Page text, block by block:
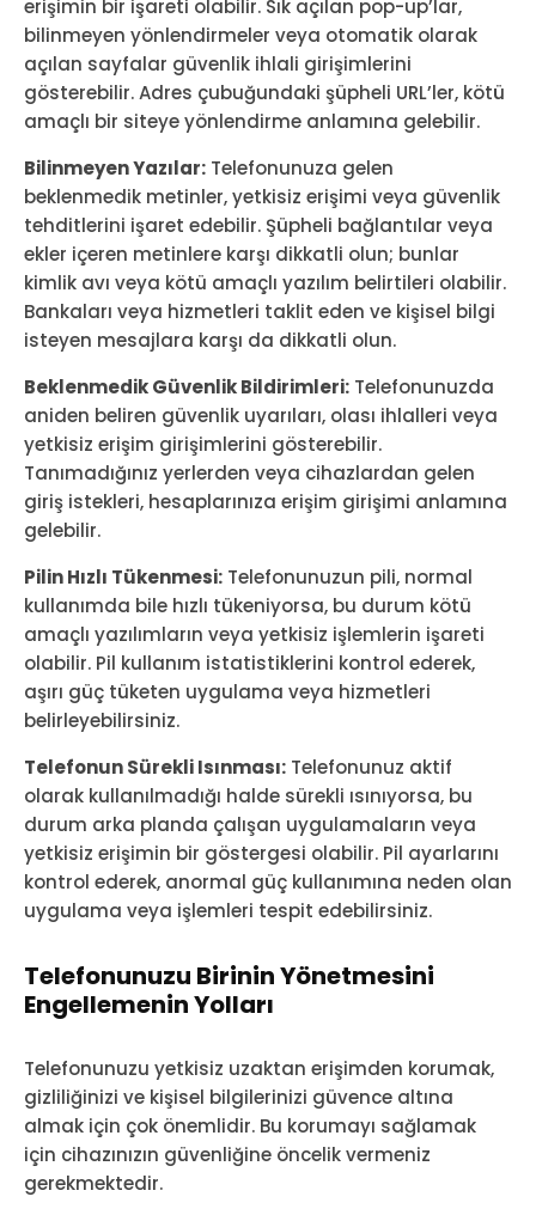
erişimin bir işareti olabilir. Sık açılan pop-up’lar,
bilinmeyen yönlendirmeler veya otomatik olarak
açılan sayfalar güvenlik ihlali girişimlerini
gösterebilir. Adres çubuğundaki şüpheli URL’ler, kötü
amaçlı bir siteye yönlendirme anlamına gelebilir.
Bilinmeyen Yazılar: Telefonunuza gelen
beklenmedik metinler, yetkisiz erişimi veya güvenlik
tehditlerini işaret edebilir. Şüpheli bağlantılar veya
ekler içeren metinlere karşı dikkatli olun; bunlar
kimlik avı veya kötü amaçlı yazılım belirtileri olabilir.
Bankaları veya hizmetleri taklit eden ve kişisel bilgi
isteyen mesajlara karşı da dikkatli olun.
Beklenmedik Güvenlik Bildirimleri: Telefonunuzda
aniden beliren güvenlik uyarıları, olası ihlalleri veya
yetkisiz erişim girişimlerini gösterebilir.
Tanımadığınız yerlerden veya cihazlardan gelen
giriş istekleri, hesaplarınıza erişim girişimi anlamına
gelebilir.
Pilin Hızlı Tükenmesi: Telefonunuzun pili, normal
kullanımda bile hızlı tükeniyorsa, bu durum kötü
amaçlı yazılımların veya yetkisiz işlemlerin işareti
olabilir. Pil kullanım istatistiklerini kontrol ederek,
aşırı güç tüketen uygulama veya hizmetleri
belirleyebilirsiniz.
Telefonun Sürekli Isınması: Telefonunuz aktif
olarak kullanılmadığı halde sürekli ısınıyorsa, bu
durum arka planda çalışan uygulamaların veya
yetkisiz erişimin bir göstergesi olabilir. Pil ayarlarını
kontrol ederek, anormal güç kullanımına neden olan
uygulama veya işlemleri tespit edebilirsiniz.
Telefonunuzu Birinin Yönetmesini
Engellemenin Yolları
Telefonunuzu yetkisiz uzaktan erişimden korumak,
gizliliğinizi ve kişisel bilgilerinizi güvence altına
almak için çok önemlidir. Bu korumayı sağlamak
için cihazınızın güvenliğine öncelik vermeniz
gerekmektedir.